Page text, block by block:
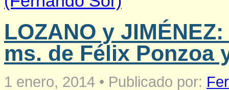
LOZANO y
ms. de Félix Ponzoa
1 enero, 2014 • Publicado por: